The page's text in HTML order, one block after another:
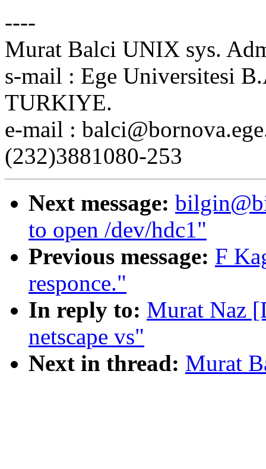
----
Murat Balci UNIX sys.
s-mail : Ege Universitesi
TURKIYE.
e-mail :
(232)3881080-253
Next message:
to open /dev/hdc1"
Previous message: F
responce."
In reply to: Murat Naz
netscape vs"
Next in thread: Murat